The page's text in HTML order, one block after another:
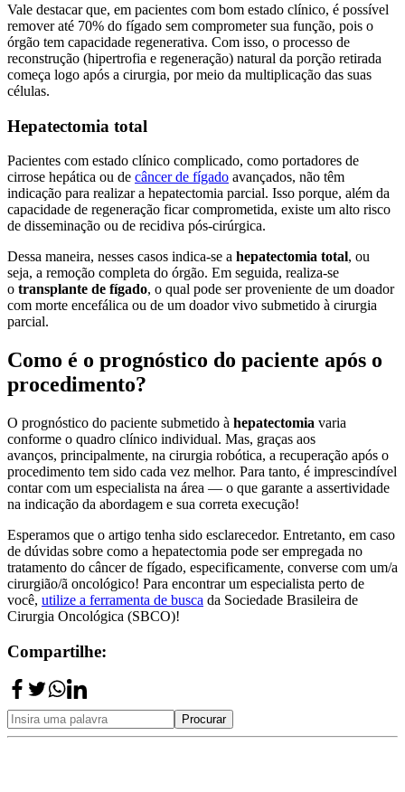
Vale destacar que, em pacientes com bom estado clínico, é possível
remover até 70% do fígado sem comprometer sua função, pois o
órgão tem capacidade regenerativa. Com isso, o processo de
reconstrução (hipertrofia e regeneração) natural da porção retirada
começa logo após a cirurgia, por meio da multiplicação das suas
células.
Hepatectomia total
Pacientes com estado clínico complicado, como portadores de
cirrose hepática ou de câncer de fígado avançados, não têm
indicação para realizar a hepatectomia parcial. Isso porque, além da
capacidade de regeneração ficar comprometida, existe um alto risco
de disseminação ou de recidiva pós-cirúrgica.
Dessa maneira, nesses casos indica-se a hepatectomia total, ou
seja, a remoção completa do órgão. Em seguida, realiza-se
o transplante de fígado, o qual pode ser proveniente de um doador
com morte encefálica ou de um doador vivo submetido à cirurgia
parcial.
Como é o prognóstico do paciente após o
procedimento?
O prognóstico do paciente submetido à hepatectomia varia
conforme o quadro clínico individual. Mas, graças aos
avanços, principalmente, na cirurgia robótica, a recuperação após o
procedimento tem sido cada vez melhor. Para tanto, é imprescindível
contar com um especialista na área — o que garante a assertividade
na indicação da abordagem e sua correta execução!
Esperamos que o artigo tenha sido esclarecedor. Entretanto, em caso
de dúvidas sobre como a hepatectomia pode ser empregada no
tratamento do câncer de fígado, especificamente, converse com um/a
cirurgião/ã oncológico! Para encontrar um especialista perto de
você, utilize a ferramenta de busca da Sociedade Brasileira de
Cirurgia Oncológica (SBCO)!
Compartilhe:
Procurar